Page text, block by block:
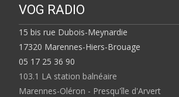
VOG RADIO
15 bis rue Dubois-Meynardie
17320 Marennes-Hiers-Brouage
05 17 25 36 90
103.1 LA station balnéaire
Marennes-Oléron - Presqu'île d'Arvert